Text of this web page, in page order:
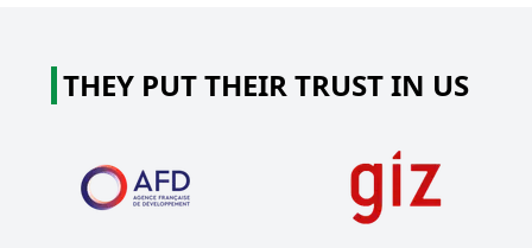
THEY PUT THEIR TRUST IN US